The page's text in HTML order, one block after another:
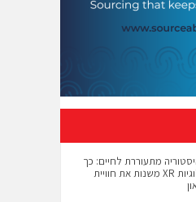
מתעוררת לחיים: כך
טכנולוגיות XR משנות את חוויית